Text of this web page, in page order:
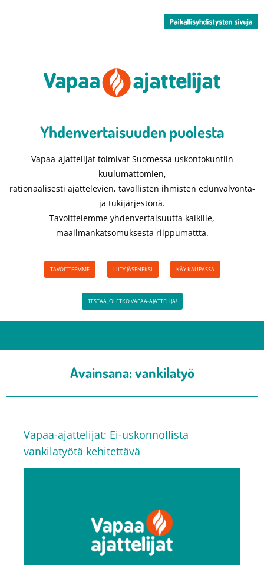
Yhdenvertaisuuden puolesta​
Vapaa-ajattelijat toimivat Suomessa uskontokuntiin
kuulumattomien,
rationaalisesti ajattelevien, tavallisten ihmisten edunvalvonta-
ja tukijärjestönä.
Tavoittelemme yhdenvertaisuutta kaikille,
maailmankatsomuksesta riippumattta.
TAVOITTEEMME LIITY JÄSENEKSI KÄY KAUPASSA
TESTAA, OLETKO VAPAA-AJATTELIJA!
Avainsana:vankilatyö
Vapaa-ajattelijat: Ei-uskonnollista
vankilatyötä kehitettävä